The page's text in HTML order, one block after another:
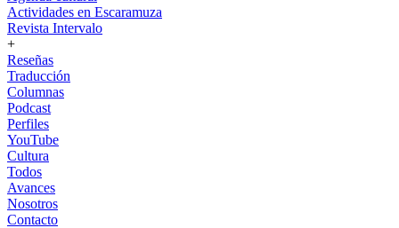
Actividades en Escaramuza
Revista Intervalo
+
Reseñas
Traducción
Columnas
Podcast
Perfiles
YouTube
Cultura
Todos
Avances
Nosotros
Contacto